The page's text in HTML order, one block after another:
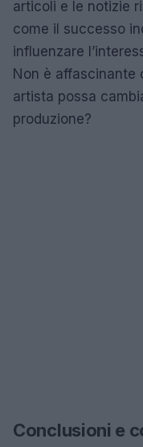
articoli e le notizie
come il successo
influenzare
Non è affascinante
artista possa
produzione?
Conclusioni e